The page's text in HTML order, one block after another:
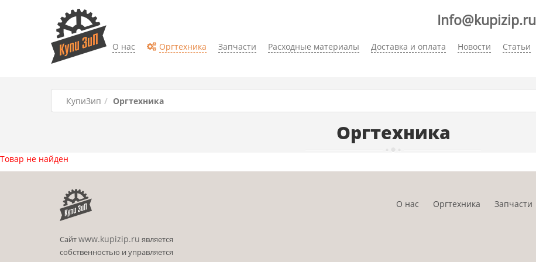
О нас Оргтехника Запчасти Расходные материалы Доставка и оплата Новости Статьи
Info@kupizip.ru
КупиЗип Оргтехника
Оргтехника
Товар не найден
Сайтwww.kupizip.ru является
собственностью и управляется
О нас Оргтехника Запчасти